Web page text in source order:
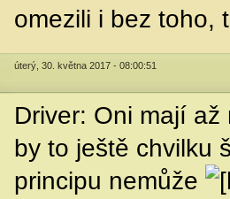
omezili i bez toho,
úterý, 30. května 2017 - 08:00:51
Driver: Oni mají
by to ještě chvilku
principu nemůže